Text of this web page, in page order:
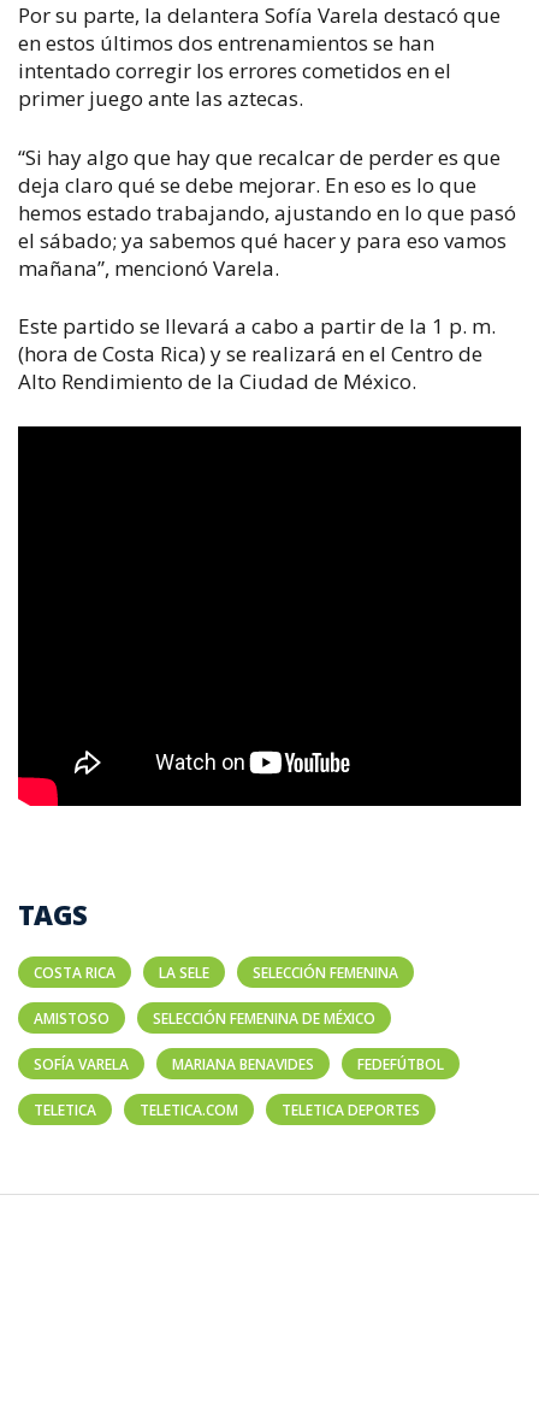
Por su parte, la delantera Sofía Varela destacó que
en estos últimos dos entrenamientos se han
intentado corregir los errores cometidos en el
primer juego ante las aztecas.
“Si hay algo que hay que recalcar de perder es que
deja claro qué se debe mejorar. En eso es lo que
hemos estado trabajando, ajustando en lo que pasó
el sábado; ya sabemos qué hacer y para eso vamos
mañana”, mencionó Varela.
Este partido se llevará a cabo a partir de la 1 p. m.
(hora de Costa Rica) y se realizará en el Centro de
Alto Rendimiento de la Ciudad de México.
TAGS
COSTA RICA LA SELE SELECCIÓN FEMENINA
AMISTOSO SELECCIÓN FEMENINA DE MÉXICO
SOFÍA VARELA MARIANA BENAVIDES FEDEFÚTBOL
TELETICA TELETICA.COM TELETICA DEPORTES